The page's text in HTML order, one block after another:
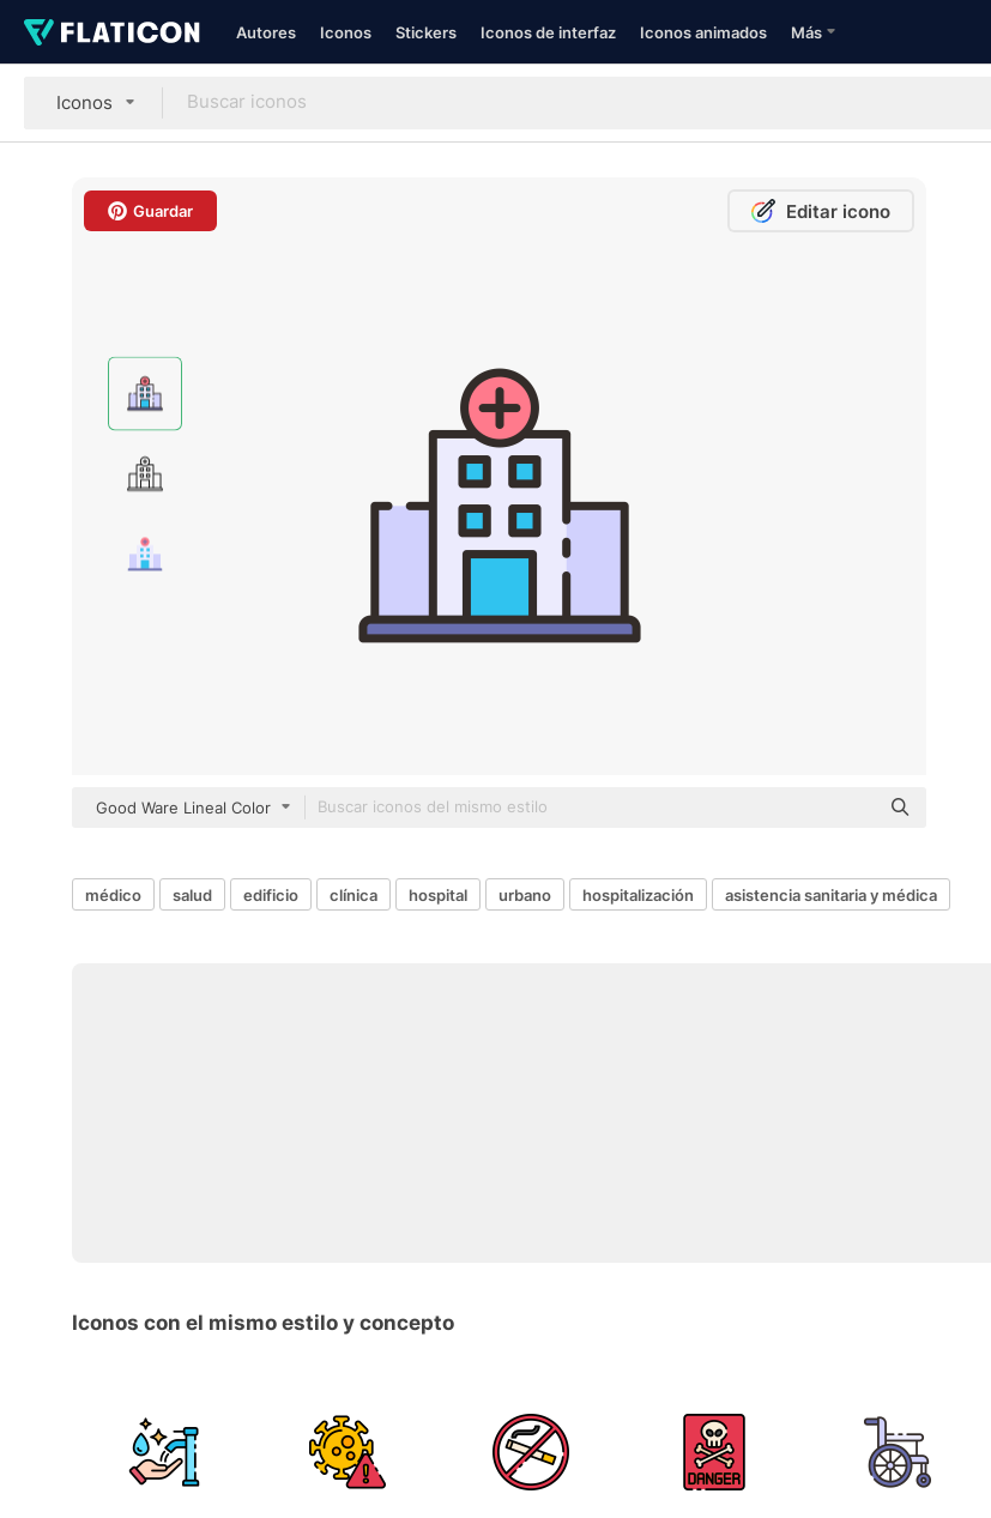
Autores Iconos Stickers Iconos de interfaz Iconos animados Más
Iconos
Guardar Editar icono
Good Ware Lineal Color
médico salud edificio clínica hospital urbano hospitalización asistencia sanitaria y médica
Iconos con el mismo estilo y concepto